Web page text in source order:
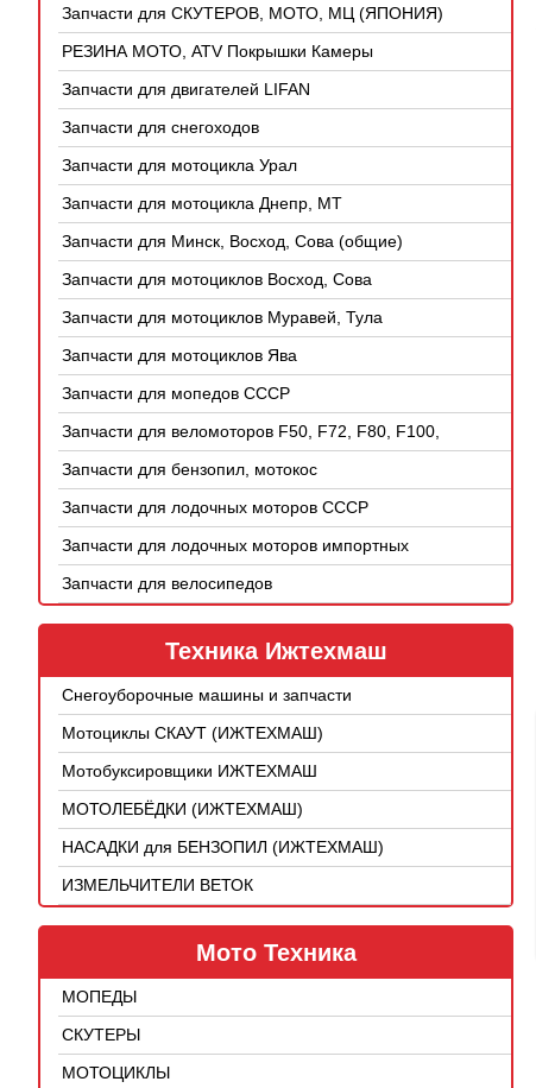
(КИТАЙ)
Запчасти для СКУТЕРОВ, МОТО, МЦ (ЯПОНИЯ)
РЕЗИНА МОТО, ATV Покрышки Камеры
Запчасти для двигателей LIFAN
Запчасти для снегоходов
Запчасти для мотоцикла Урал
Запчасти для мотоцикла Днепр, МТ
Запчасти для Минск, Восход, Сова (общие)
Запчасти для мотоциклов Восход, Сова
Запчасти для мотоциклов Муравей, Тула
Запчасти для мотоциклов Ява
Запчасти для мопедов СССР
Запчасти для веломоторов F50, F72, F80, F100,
4Т
Запчасти для бензопил, мотокос
Запчасти для лодочных моторов СССР
Запчасти для лодочных моторов импортных
Запчасти для велосипедов
Техника Ижтехмаш
Снегоуборочные машины и запчасти
Мотоциклы СКАУТ (ИЖТЕХМАШ)
Мотобуксировщики ИЖТЕХМАШ
МОТОЛЕБЁДКИ (ИЖТЕХМАШ)
НАСАДКИ для БЕНЗОПИЛ (ИЖТЕХМАШ)
ИЗМЕЛЬЧИТЕЛИ ВЕТОК
Мото Техника
МОПЕДЫ
СКУТЕРЫ
МОТОЦИКЛЫ